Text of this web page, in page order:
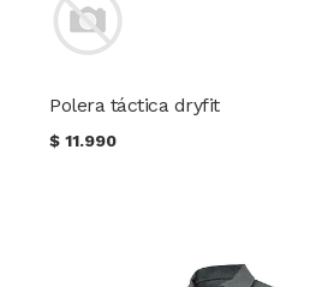
Polera táctica dryfit
$11.990